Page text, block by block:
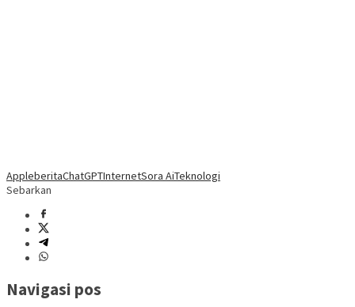
AppleberitaChatGPTInternetSora AiTeknologi
Sebarkan
Navigasi pos